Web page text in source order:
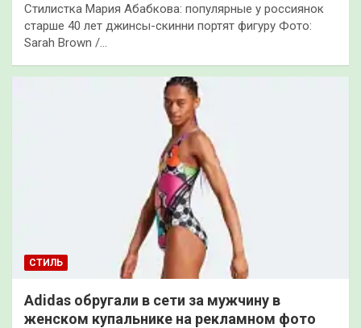
Стилистка Мария Абабкова: популярные у россиянок
старше 40 лет джинсы-скинни портят фигуру Фото:
Sarah Brown /…
СТИЛЬ
Adidas обругали в сети за мужчину в
женском купальнике на рекламном фото